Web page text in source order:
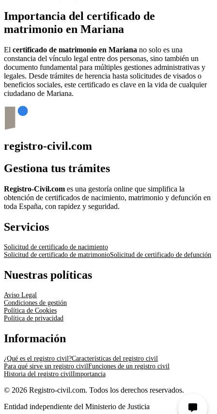
Importancia del certificado de
matrimonio en Mariana
El certificado de matrimonio en Mariana no solo es una
constancia del vínculo legal entre dos personas, sino también un
documento fundamental para múltiples gestiones administrativas y
legales. Desde trámites de herencia hasta solicitudes de visados o
beneficios sociales, este certificado es clave en la vida de cualquier
ciudadano de Mariana.
registro-civil.com
Gestiona tus trámites
Registro-Civil.com es una gestoría online que simplifica la
obtención de certificados de nacimiento, matrimonio y defunción en
toda España, con rapidez y seguridad.
Servicios
Solicitud de certificado de nacimiento
Solicitud de certificado de matrimonioSolicitud de certificado de defunción
Nuestras políticas
Aviso Legal
Condiciones de gestión
Política de Cookies
Política de privacidad
Información
¿Qué es el registro civil?Características del registro civil
Para qué sirve un registro civilFunciones de un registro civil
Historia del registro civilImportancia
© 2026 Registro-civil.com. Todos los derechos reservados.
Entidad independiente del Ministerio de Justicia